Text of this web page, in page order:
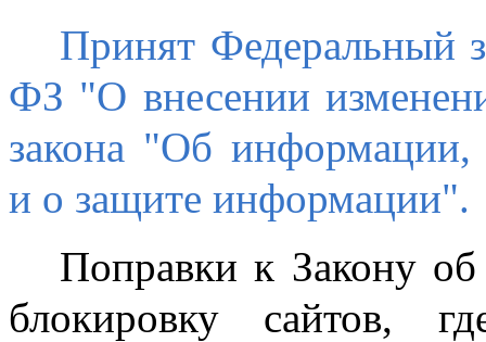
Принят Федеральный
ФЗ "О внесении
закона "Об информации,
и о защите информации".
Поправки к Закону
блокировку сайтов,